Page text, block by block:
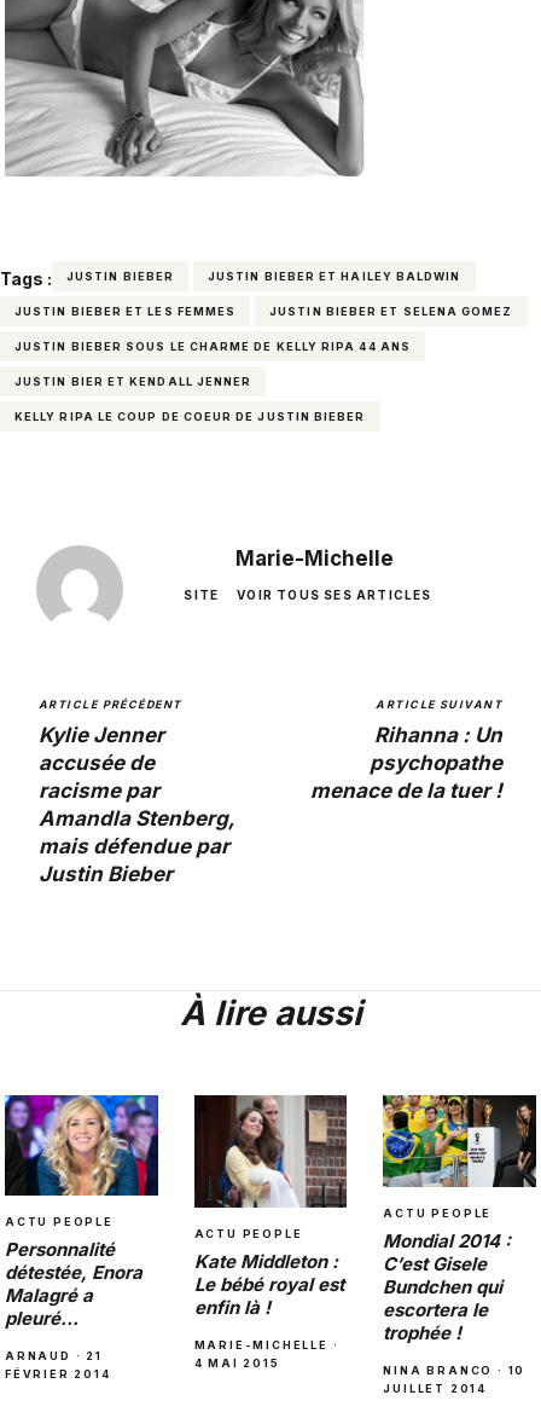
Tags : JUSTIN BIEBER JUSTIN BIEBER ET HAILEY BALDWIN
JUSTIN BIEBER ET LES FEMMES JUSTIN BIEBER ET SELENA GOMEZ
JUSTIN BIEBER SOUS LE CHARME DE KELLY RIPA 44 ANS
JUSTIN BIER ET KENDALL JENNER
KELLY RIPA LE COUP DE COEUR DE JUSTIN BIEBER
Marie-Michelle
SITE VOIR TOUS SES ARTICLES
ARTICLE PRÉCÉDENT
Kylie Jenner
accusée de
racisme par
Amandla Stenberg,
mais défendue par
Justin Bieber
ARTICLE SUIVANT
Rihanna : Un
psychopathe
menace de la tuer !
À lire aussi
ACTU PEOPLE
Personnalité
détestée, Enora
Malagré a
pleuré…
ARNAUD · 21
FÉVRIER 2014
ACTU PEOPLE
Kate Middleton :
Le bébé royal est
enfin là !
MARIE-MICHELLE ·
4 MAI 2015
ACTU PEOPLE
Mondial 2014 :
C’est Gisele
Bundchen qui
escortera le
trophée !
NINA BRANCO · 10
JUILLET 2014